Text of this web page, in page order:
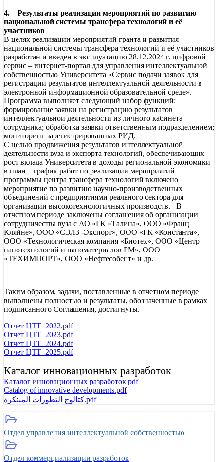
4. Результаты реализации мероприятий по развитию
национальной системы трансфера технологий и её
участников
В целях реализации мероприятий гранта и развития
национальной системы трансфера технологий и её участников
разработан и введен в эксплуатацию 28.12.2024 г. цифровой
сервис – интернет-портал для управления интеллектуальной
собственностью Университета «Сервис подачи заявок для
регистрации результатов интеллектуальной деятельности в
электронной информационной образовательной среде».
Программа выполняет следующий набор функций:
формирование заявки на регистрацию результатов
интеллектуальной деятельности из личного кабинета
сотрудника; обработка заявки ответственным подразделением;
мониторинг зарегистрированных РИД.
С целью продвижения результатов интеллектуальной
деятельности вуза и экспорта технологий, обеспечивающих
рост вклада Университета в доходы региональной экономики
в план – график работ по реализации мероприятий
программы центра трансфера технологий включено
мероприятие по развитию научно-производственных
объединений с предприятиями реального сектора для
организации высокотехнологичных производств. В
отчетном периоде заключены соглашения об организации
сотрудничества вуза с АО «ГК «Талина», ООО «Франц
Кляйне», ООО «СЭЛЗ -Экспорт», ООО «ГК «Константа»,
ООО «Технологическая компания «Биотех», ООО «Центр
нанотехнологий и наноматериалов РМ», ООО
«ТЕХИМПОРТ», ООО «Нефтесобент» и др.
Таким образом, задачи, поставленные в отчетном периоде
выполнены полностью и результаты, обозначенные в рамках
подписанного Соглашения, достигнуты.
Отчет ЦТТ_2022.pdf
Отчет ЦТТ_2023.pdf
Отчет ЦТТ_2024.pdf
Отчет ЦТТ_2025.pdf
Каталог инновационных разработок
Каталог инновационных разработок.pdf
Catalog of innovative developments.pdf
كتالوج التطورات المبتكرة.pdf
Отдел управления интеллектуальной собственностью
Отдел коммерциализации разработок